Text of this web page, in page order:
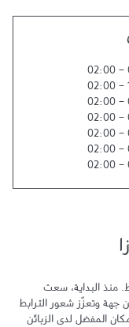
-
02:00
-
02:00
-
02:00
-
02:00
-
02:00
-
02:00
-
02:00